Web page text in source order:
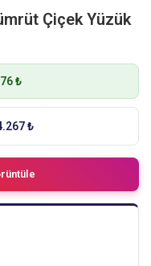
Çiçek Yüzük
₺
₺